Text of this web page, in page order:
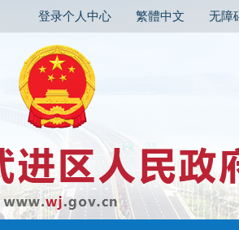
登录个人中心 繁體中文 无障